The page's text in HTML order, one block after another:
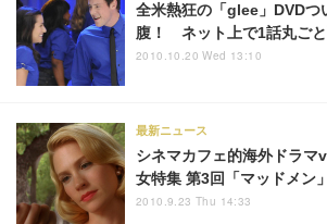
全米熱狂の「glee」DVD
腹！ ネット上で1話丸ご
2010.10.20 Wed 13:10
シネマカフェ的海外ドラ
女特集 第3回「マッドメン」
最新ニュース
2010.9.23 Thu 14:33